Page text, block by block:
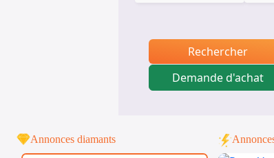
Rechercher
Demande d'achat
Annonces diamants